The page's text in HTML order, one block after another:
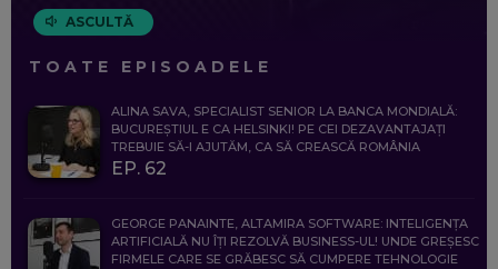
ASCULTĂ
TOATE EPISOADELE
ALINA SAVA, SPECIALIST SENIOR LA BANCA MONDIALĂ:
BUCUREȘTIUL E CA HELSINKI! PE CEI DEZAVANTAJAȚI
TREBUIE SĂ-I AJUTĂM, CA SĂ CREASCĂ ROMÂNIA
EP. 62
GEORGE PANAINTE, ALTAMIRA SOFTWARE: INTELIGENȚA
ARTIFICIALĂ NU ÎȚI REZOLVĂ BUSINESS-UL! UNDE GREȘESC
FIRMELE CARE SE GRĂBESC SĂ CUMPERE TEHNOLOGIE